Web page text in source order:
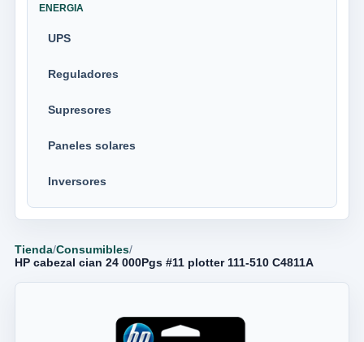
ENERGIA
UPS
Reguladores
Supresores
Paneles solares
Inversores
Tienda/Consumibles/
HP cabezal cian 24 000Pgs #11 plotter 111-510 C4811A